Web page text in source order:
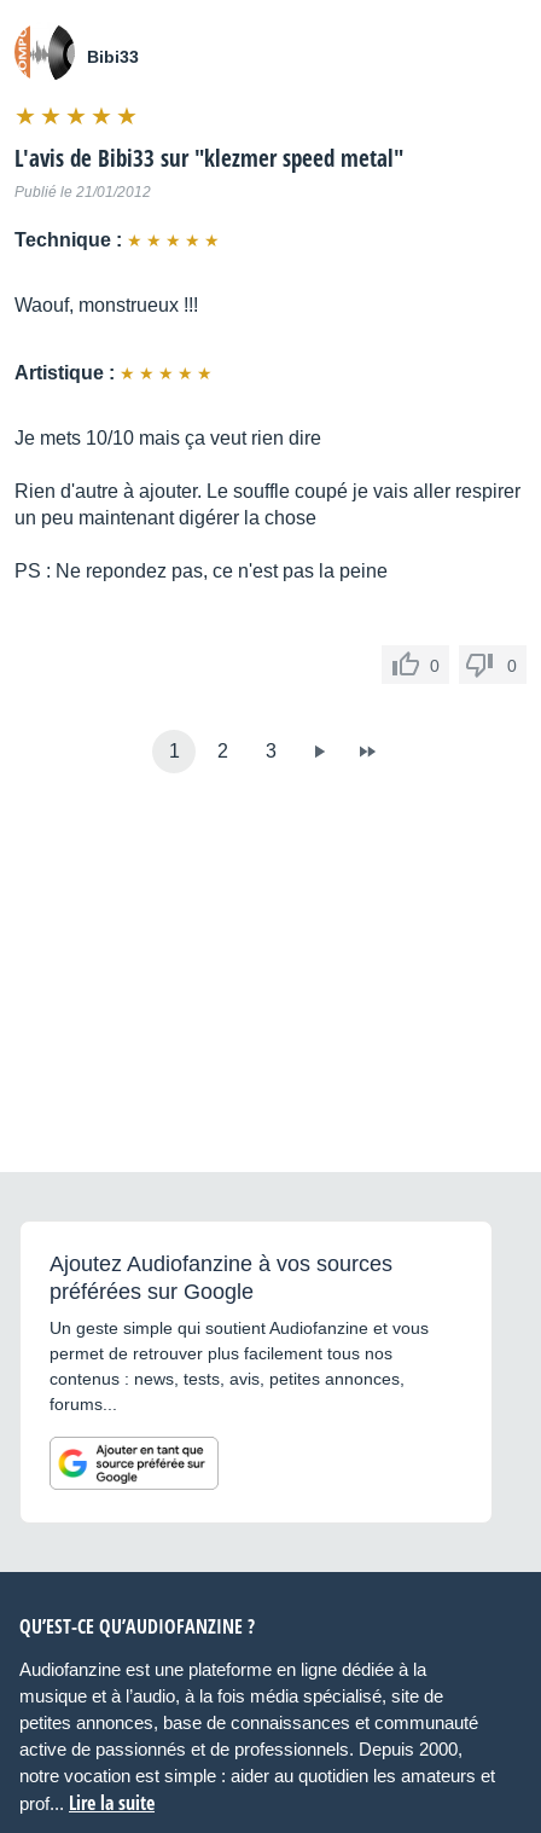
Bibi33
L'avis de Bibi33 sur "klezmer speed metal"
Publié le 21/01/2012
Technique :
Waouf, monstrueux !!!
Artistique :
Je mets 10/10 mais ça veut rien dire
Rien d'autre à ajouter. Le souffle coupé je vais aller respirer
un peu maintenant digérer la chose
PS : Ne repondez pas, ce n'est pas la peine
0 0
1 2 3
Ajoutez Audiofanzine à vos sources
préférées sur Google
Un geste simple qui soutient Audiofanzine et vous
permet de retrouver plus facilement tous nos
contenus : news, tests, avis, petites annonces,
forums...
QU’EST-CE QU’AUDIOFANZINE ?
Audiofanzine est une plateforme en ligne dédiée à la
musique et à l’audio, à la fois média spécialisé, site de
petites annonces, base de connaissances et communauté
active de passionnés et de professionnels. Depuis 2000,
notre vocation est simple : aider au quotidien les amateurs et
prof... Lire la suite